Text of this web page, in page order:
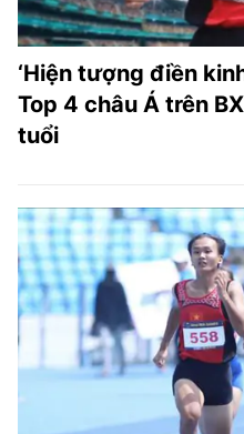
‘Hiện tượng điền
Top 4 châu Á trên
tuổi